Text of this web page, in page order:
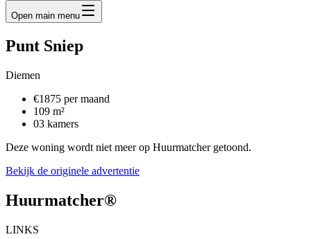
Open main menu
Punt Sniep
Diemen
€1875 per maand
109 m²
03 kamers
Deze woning wordt niet meer op Huurmatcher getoond.
Bekijk de originele advertentie
Huurmatcher®
LINKS